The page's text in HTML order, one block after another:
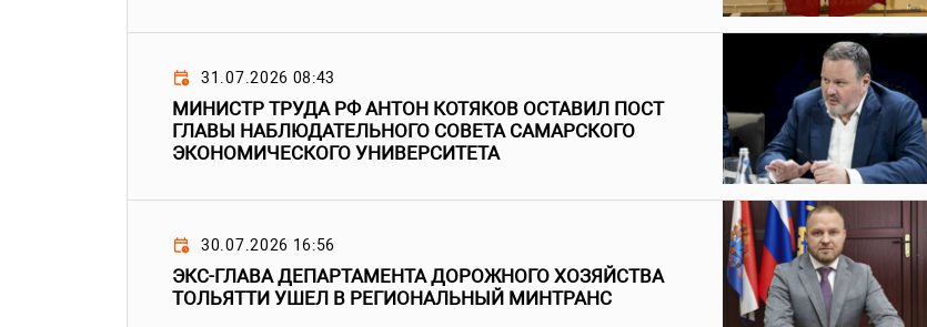
31.07.2026 08:43
МИНИСТР ТРУДА РФ АНТОН КОТЯКОВ ОСТАВИЛ ПОСТ
ГЛАВЫ НАБЛЮДАТЕЛЬНОГО СОВЕТА САМАРСКОГО
ЭКОНОМИЧЕСКОГО УНИВЕРСИТЕТА
30.07.2026 16:56
ЭКС-ГЛАВА ДЕПАРТАМЕНТА ДОРОЖНОГО ХОЗЯЙСТВА
ТОЛЬЯТТИ УШЕЛ В РЕГИОНАЛЬНЫЙ МИНТРАНС